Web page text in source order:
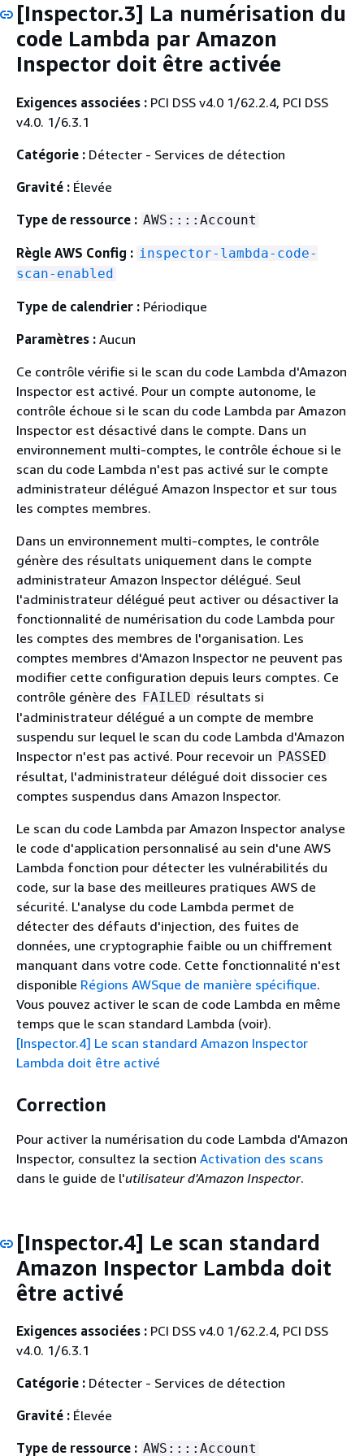
[Inspector.3] La numérisation du
code Lambda par Amazon
Inspector doit être activée
Exigences associées : PCI DSS v4.0 1/62.2.4, PCI DSS
v4.0. 1/6.3.1
Catégorie : Détecter - Services de détection
Gravité : Élevée
Type de ressource : AWS::::Account
Règle AWS Config : inspector-lambda-code-
scan-enabled
Type de calendrier : Périodique
Paramètres : Aucun
Ce contrôle vérifie si le scan du code Lambda d'Amazon
Inspector est activé. Pour un compte autonome, le
contrôle échoue si le scan du code Lambda par Amazon
Inspector est désactivé dans le compte. Dans un
environnement multi-comptes, le contrôle échoue si le
scan du code Lambda n'est pas activé sur le compte
administrateur délégué Amazon Inspector et sur tous
les comptes membres.
Dans un environnement multi-comptes, le contrôle
génère des résultats uniquement dans le compte
administrateur Amazon Inspector délégué. Seul
l'administrateur délégué peut activer ou désactiver la
fonctionnalité de numérisation du code Lambda pour
les comptes des membres de l'organisation. Les
comptes membres d'Amazon Inspector ne peuvent pas
modifier cette configuration depuis leurs comptes. Ce
contrôle génère des FAILED résultats si
l'administrateur délégué a un compte de membre
suspendu sur lequel le scan du code Lambda d'Amazon
Inspector n'est pas activé. Pour recevoir un PASSED
résultat, l'administrateur délégué doit dissocier ces
comptes suspendus dans Amazon Inspector.
Le scan du code Lambda par Amazon Inspector analyse
le code d'application personnalisé au sein d'une AWS
Lambda fonction pour détecter les vulnérabilités du
code, sur la base des meilleures pratiques AWS de
sécurité. L'analyse du code Lambda permet de
détecter des défauts d'injection, des fuites de
données, une cryptographie faible ou un chiffrement
manquant dans votre code. Cette fonctionnalité n'est
disponible Régions AWSque de manière spécifique.
Vous pouvez activer le scan de code Lambda en même
temps que le scan standard Lambda (voir).
[Inspector.4] Le scan standard Amazon Inspector
Lambda doit être activé
Correction
Pour activer la numérisation du code Lambda d'Amazon
Inspector, consultez la section Activation des scans
dans le guide de l'utilisateur d'Amazon Inspector.
[Inspector.4] Le scan standard
Amazon Inspector Lambda doit
être activé
Exigences associées : PCI DSS v4.0 1/62.2.4, PCI DSS
v4.0. 1/6.3.1
Catégorie : Détecter - Services de détection
Gravité : Élevée
Type de ressource : AWS::::Account